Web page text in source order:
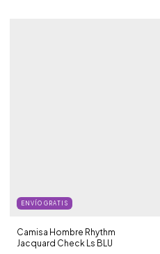
ENVÍO GRATIS
Camisa Hombre Rhythm
Jacquard Check Ls BLU